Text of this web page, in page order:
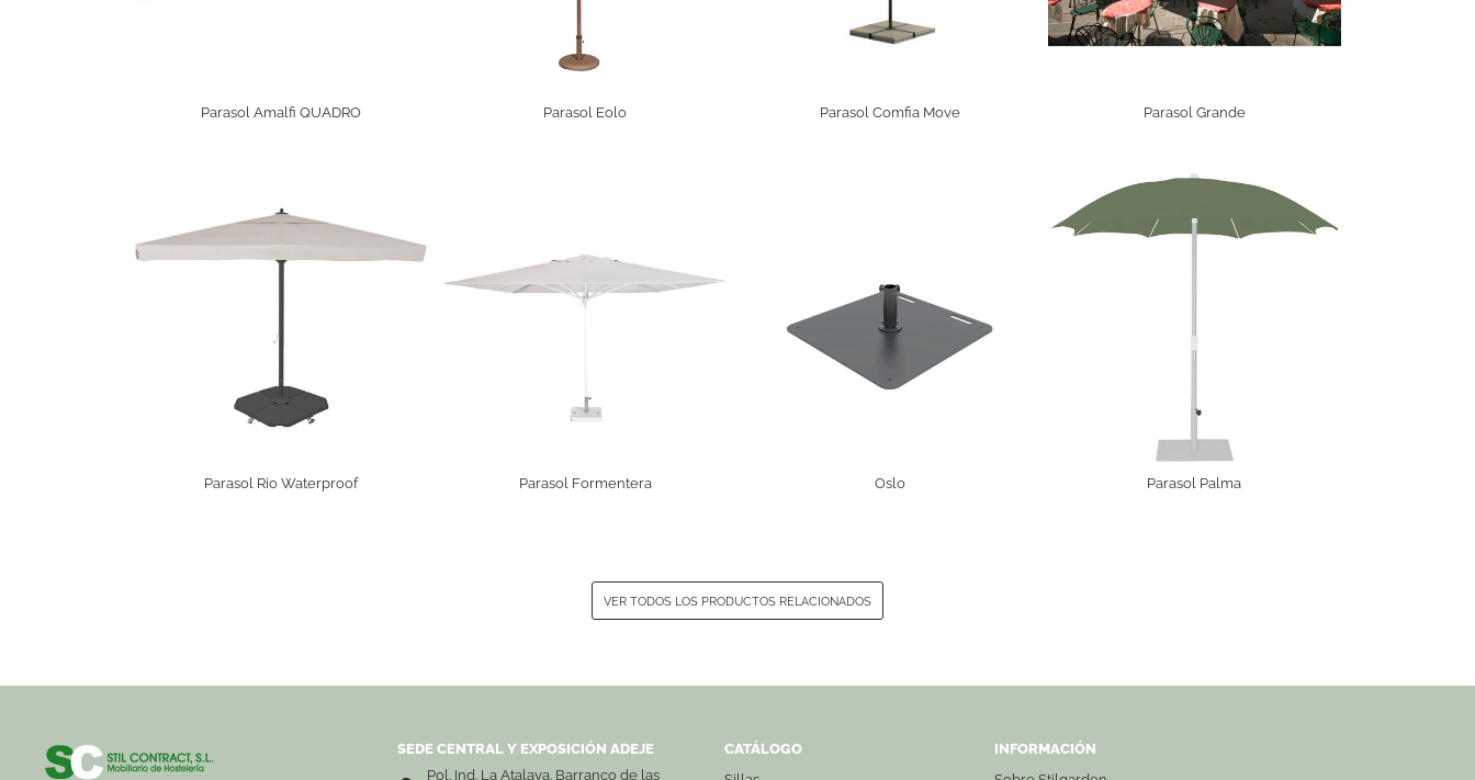
Parasol Amalfi QUADRO Parasol Eolo Parasol Comfia Move Parasol Grande
Parasol Rio Waterproof Parasol Formentera Oslo Parasol Palma
VER TODOS LOS PRODUCTOS RELACIONADOS
SEDE CENTRAL Y EXPOSICIÓN ADEJE
Pol. Ind. La Atalaya. Barranco de las
CATÁLOGO
INFORMACIÓN